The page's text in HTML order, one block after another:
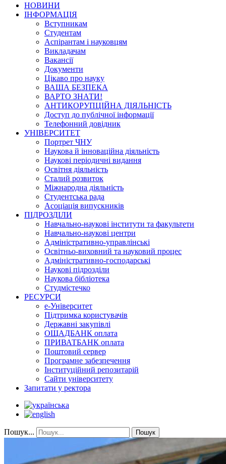
НОВИНИ
ІНФОРМАЦІЯ
Вступникам
Студентам
Аспірантам і науковцям
Викладачам
Вакансії
Документи
Цікаво про науку
ВАША БЕЗПЕКА
ВАРТО ЗНАТИ!
АНТИКОРУПЦІЙНА ДІЯЛЬНІСТЬ
Доступ до публічної інформації
Телефонний довідник
УНІВЕРСИТЕТ
Портрет ЧНУ
Наукова й інноваційна діяльність
Наукові періодичні видання
Освітня діяльність
Сталий розвиток
Міжнародна діяльність
Студентська рада
Асоціація випускників
ПІДРОЗДІЛИ
Навчально-наукові інститути та факультети
Навчально-наукові центри
Адміністративно-управлінські
Освітньо-виховний та науковий процес
Адміністративно-господарські
Наукові підрозділи
Наукова бібліотека
Студмістечко
РЕСУРСИ
е-Університет
Підтримка користувачів
Державні закупівлі
ОЩАДБАНК оплата
ПРИВАТБАНК оплата
Поштовий сервер
Програмне забезпечення
Інституційний репозитарій
Сайти університету
Запитати у ректора
Пошук... Пошук